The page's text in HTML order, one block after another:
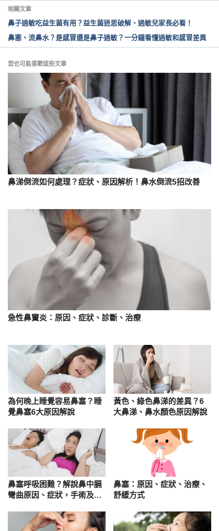
https://www.nhi.gov.tw/Content_List.aspx?
6#:~:text=1.%E7%99%BC%E7%94%9F%E6%B5%8
1%E9%BC%BB%E8%A1%80%E6%99%82,%E4%BF
4%B6%E7%B8%AE%EF%BC%8C%E6%B8%9B%E5
%B0%91%E6%B5%81%E8%A1%80%E3%80%82
Accessed April 29, 2022
認識鼻出血（國泰綜合醫院）
https://www.cgh.org.tw/ec99/rwd1320/allphoto/50
00/156.pdf Accessed April 29, 2022
流鼻血的處理方法（台大醫院）
https://yldepweb.ylh.gov.tw/department/28/nursef
orm/%E8%80%B3%E9%BC%BB%E5%96%89%E7%
BB%E8%A1%80%E7%9A%84%E8%99%95%E7%90
%86%E6%96%B9%E6%B3%951080703.pdf
Accessed April 29, 2022
相關文章
鼻子過敏吃益生菌有用？益生菌迷思破解、過敏兒家長必看！
鼻塞、流鼻水？是感冒還是鼻子過敏？一分鐘看懂過敏和感冒差異
您也可能喜歡這些文章
鼻涕倒流如何處理？症狀、原因解析！鼻水倒流5招改善
急性鼻竇炎：原因、症狀、診斷、治療
為何晚上睡覺容易鼻塞？睡
覺鼻塞6大原因解說
黃色、綠色鼻涕的差異？6
大鼻涕、鼻水顏色原因解說
鼻塞呼吸困難？解說鼻中膈
彎曲原因、症狀，手術及藥
鼻塞：原因、症狀、治療、
舒緩方式